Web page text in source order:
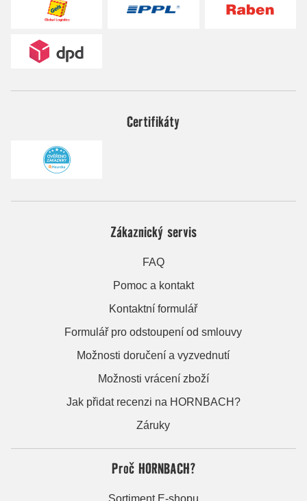
Certifikáty
Zákaznický servis
FAQ
Pomoc a kontakt
Kontaktní formulář
Formulář pro odstoupení od smlouvy
Možnosti doručení a vyzvednutí
Možnosti vrácení zboží
Jak přidat recenzi na HORNBACH?
Záruky
Proč HORNBACH?
Sortiment E-shopu